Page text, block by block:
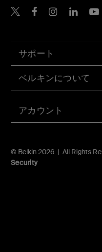
アカウント
サポート
ベルキンについて
© Belkin 2026 | All Rights
Security
Belkin Twitter
BelkinBelkin